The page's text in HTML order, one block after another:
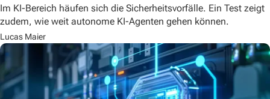
Im KI-Bereich häufen sich die Sicherheitsvorfälle. Ein Test zeigt
zudem, wie weit autonome KI-Agenten gehen können.
Lucas Maier